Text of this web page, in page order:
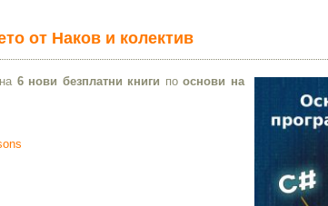
от Наков и колектив
6 нови безплатни книги пооснови на